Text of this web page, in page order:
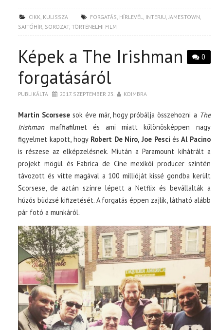
CIKK KULISSZA FORGATÁS HÍRLEVÉL INTERJU JAMESTOWN
SAJTÓHÍR SOROZAT,TÖRTÉNELMI FILM
0
Képek a The Irishman
forgatásáról
PUBLIKÁLTA 2017. SZEPTEMBER 23. KOIMBRA
Martin Scorsese sok éve már, hogy próbálja összehozni a The
Irishmanmaffiafilmet és ami miatt különösképpen nagy
figyelmet kapott, hogyRobert De Niro, Joe Pesci és Al Pacino
is részese az elképzelésnek. Miután a Paramount kihátrált a
projekt mögül és Fabrica de Cine mexikói producer szintén
távozott és vitte magával a 100 millióját kissé gondba került
Scorsese, de aztán színre lépett a Netflix és bevállalták a
húzós büdzsé kifizetését. A forgatás éppen zajlik, látható alább
pár fotó a munkáról.